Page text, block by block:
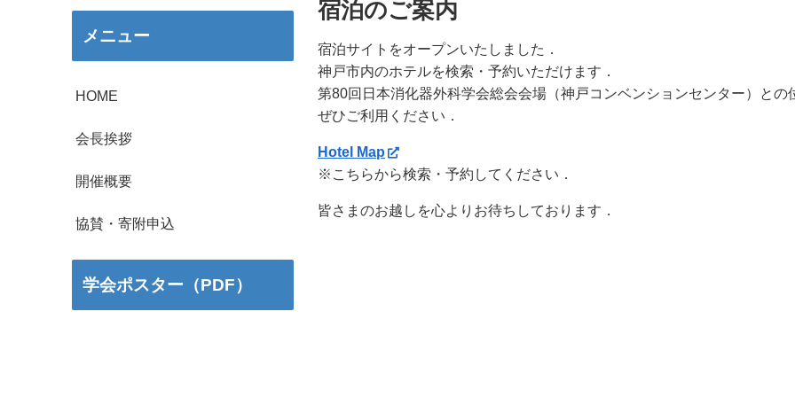
宿泊のご案内
宿泊サイトをオープンいたしました．
神戸市内のホテルを検索・予約いただけます．
第80回日本消化器外科学会総会会場（神戸コンベンションセンター）と
ぜひご利用ください．
Hotel Map
※こちらから検索・予約してください．
皆さまのお越しを心よりお待ちしております．
メニュー
HOME
会長挨拶
開催概要
協賛・寄附申込
学会ポスター（PDF）